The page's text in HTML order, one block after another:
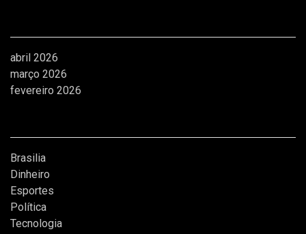
abril 2026
março 2026
fevereiro 2026
Brasilia
Dinheiro
Esportes
Política
Tecnologia